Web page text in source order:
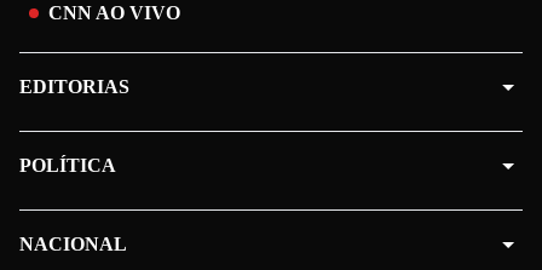
CNN AO VIVO
EDITORIAS
POLÍTICA
NACIONAL